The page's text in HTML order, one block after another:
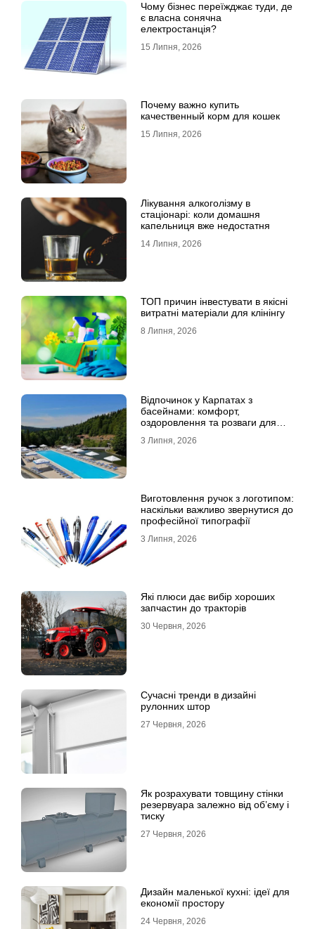
Чому бізнес переїжджає туди, де
є власна сонячна
електростанція?
15 Липня, 2026
Почему важно купить
качественный корм для кошек
15 Липня, 2026
Лікування алкоголізму в
стаціонарі: коли домашня
капельниця вже недостатня
14 Липня, 2026
ТОП причин інвестувати в якісні
витратні матеріали для клінінгу
8 Липня, 2026
Відпочинок у Карпатах з
басейнами: комфорт,
оздоровлення та розваги для
3 Липня, 2026
Виготовлення ручок з логотипом:
наскільки важливо звернутися до
професійної типографії
3 Липня, 2026
Які плюси дає вибір хороших
запчастин до тракторів
30 Червня, 2026
Сучасні тренди в дизайні
рулонних штор
27 Червня, 2026
Як розрахувати товщину стінки
резервуара залежно від об’єму і
тиску
27 Червня, 2026
Дизайн маленької кухні: ідеї для
економії простору
24 Червня, 2026